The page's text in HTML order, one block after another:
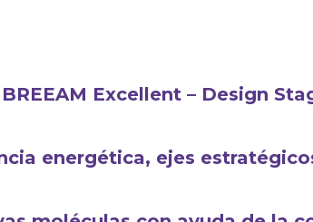
Excellent – Design
energética, ejes